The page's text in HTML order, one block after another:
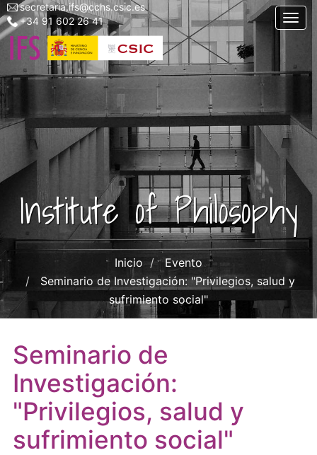
Skip
to
main
content
Menu
top
left
ifs
secretaria.ifs@cchs.csic.es
+34 91 602 26 41
Institute of Philosophy
Inicio
Evento
Seminario de Investigación: "Privilegios, salud y
sufrimiento social"
Seminario de
Investigación:
"Privilegios, salud y
sufrimiento social"